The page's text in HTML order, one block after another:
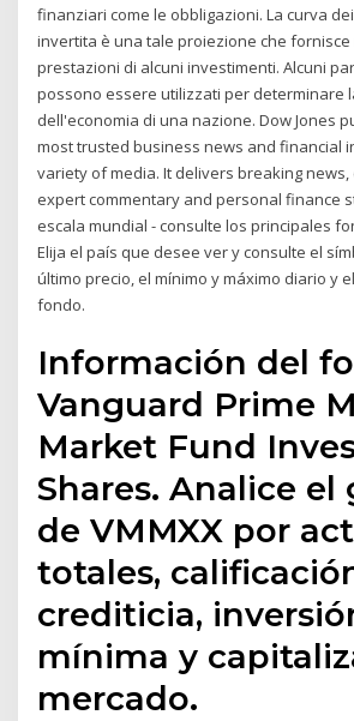
finanziari come le obbligazioni. La curva
invertita è una tale proiezione che fornisce
prestazioni di alcuni investimenti. Alcuni
possono essere utilizzati per determinare
dell'economia di una nazione. Dow Jones
most trusted business news and financial
variety of media. It delivers breaking
expert commentary and personal finance
escala mundial - consulte los principales
Elija el país que desee ver y consulte el
último precio, el mínimo y máximo diario y
fondo.
Información del
Vanguard Prime
Market Fund
Shares. Analice el
de VMMXX por
totales,
crediticia,
mínima y
mercado.